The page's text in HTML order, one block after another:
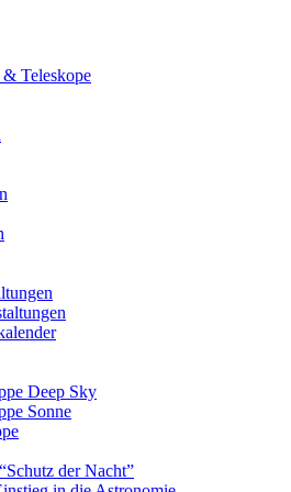
Teleskope
Deep Sky
Sonne
der Nacht”